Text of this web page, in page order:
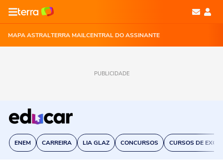
MAPA ASTRALTERRA MAILCENTRAL DO ASSINANTE
PUBLICIDADE
ENEM CARREIRA LIA GLAZ CONCURSOS CURSOS DE EXCEL